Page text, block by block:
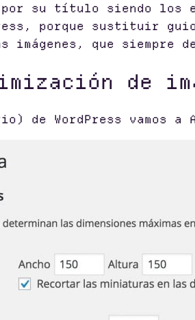
por su título siendo los
porque sustituir
que siempre
de
de WordPress vamos